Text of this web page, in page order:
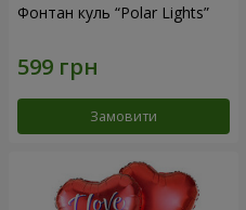
Фонтан куль “Polar Lights”
Замовити